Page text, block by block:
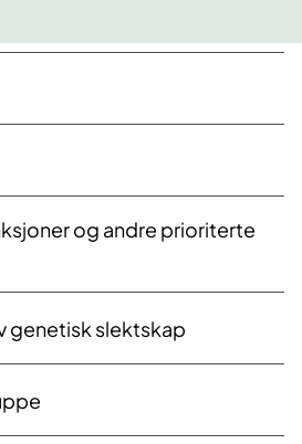
og andre prioriterte
genetisk slektskap